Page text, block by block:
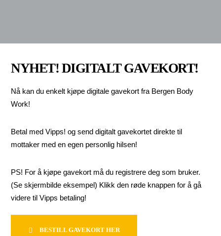
NYHET! DIGITALT GAVEKORT!
Nå kan du enkelt kjøpe digitale gavekort fra Bergen Body
Work!
Betal med Vipps! og send digitalt gavekortet direkte til
mottaker med en egen personlig hilsen!
PS! For å kjøpe gavekort må du registrere deg som bruker.
(Se skjermbilde eksempel) Klikk den røde knappen for å gå
videre til Vipps betaling!
BESTILL GAVEKORT HER